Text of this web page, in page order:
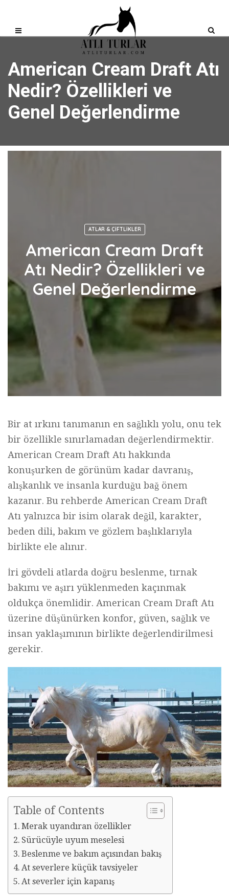
American Cream Draft Atı
Nedir? Özellikleri ve
Genel Değerlendirme
ATLAR & ÇIFTLIKLER
American Cream Draft
Atı Nedir? Özellikleri ve
Genel Değerlendirme
Bir at ırkını tanımanın en sağlıklı yolu, onu tek
bir özellikle sınırlamadan değerlendirmektir.
American Cream Draft Atı hakkında
konuşurken de görünüm kadar davranış,
alışkanlık ve insanla kurduğu bağ önem
kazanır. Bu rehberde American Cream Draft
Atı yalnızca bir isim olarak değil, karakter,
beden dili, bakım ve gözlem başlıklarıyla
birlikte ele alınır.
İri gövdeli atlarda doğru beslenme, tırnak
bakımı ve aşırı yüklenmeden kaçınmak
oldukça önemlidir. American Cream Draft Atı
üzerine düşünürken konfor, güven, sağlık ve
insan yaklaşımının birlikte değerlendirilmesi
gerekir.
Table of Contents
Merak uyandıran özellikler
Sürücüyle uyum meselesi
Beslenme ve bakım açısından bakış
At severlere küçük tavsiyeler
At severler için kapanış